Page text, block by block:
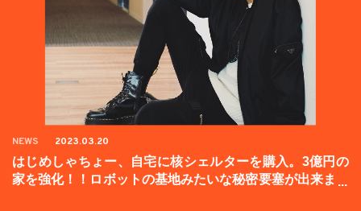
NEWS 2023.03.20
はじめしゃちょー、自宅に核シェルターを購入。3億円の
家を強化！！ロボットの基地みたいな秘密要塞が出来まし